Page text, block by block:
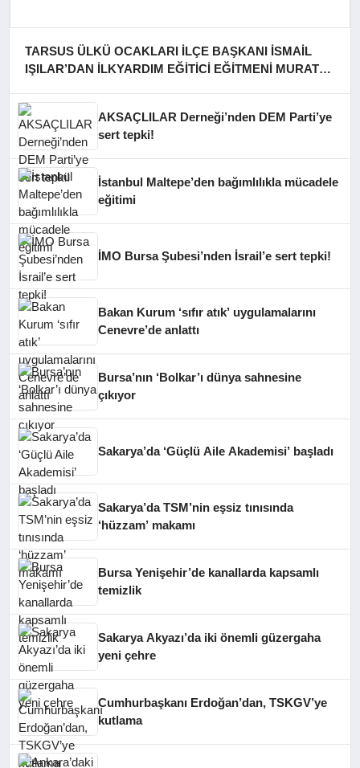
TARSUS ÜLKÜ OCAKLARI İLÇE BAŞKANI İSMAİL
IŞILAR’DAN İLKYARDIM EĞİTİCİ EĞİTMENİ MURAT
AKSAÇLILAR Derneği’nden DEM Parti’ye
sert tepki!
İstanbul Maltepe’den bağımlılıkla mücadele
eğitimi
İMO Bursa Şubesi’nden İsrail’e sert tepki!
Bakan Kurum ‘sıfır atık’ uygulamalarını
Cenevre’de anlattı
Bursa’nın ‘Bolkar’ı dünya sahnesine
çıkıyor
Sakarya’da ‘Güçlü Aile Akademisi’ başladı
Sakarya’da TSM’nin eşsiz tınısında
‘hüzzam’ makamı
Bursa Yenişehir’de kanallarda kapsamlı
temizlik
Sakarya Akyazı’da iki önemli güzergaha
yeni çehre
Cumhurbaşkanı Erdoğan’dan, TSKGV’ye
kutlama